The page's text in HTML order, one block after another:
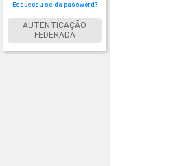
Esqueceu-se da password?
AUTENTICAÇÃO
FEDERADA